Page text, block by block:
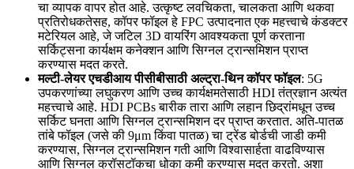
चा व्यापक वापर होत आहे. उत्कृष्ट लवचिकता, चालकता आणि थकवा
प्रतिरोधकतेसह, कॉपर फॉइल हे FPC उत्पादनात एक महत्त्वाचे कंडक्टर
मटेरियल आहे, जे जटिल 3D वायरिंग आवश्यकता पूर्ण करताना
सर्किट्सना कार्यक्षम कनेक्शन आणि सिग्नल ट्रान्समिशन प्राप्त
करण्यास मदत करते.
मल्टी-लेयर एचडीआय पीसीबीसाठी अल्ट्रा-थिन कॉपर फॉइल: 5G
उपकरणांच्या लघुकरण आणि उच्च कार्यक्षमतेसाठी HDI तंत्रज्ञान अत्यंत
महत्त्वाचे आहे. HDI PCBs बारीक तारा आणि लहान छिद्रांमधून उच्च
सर्किट घनता आणि सिग्नल ट्रान्समिशन दर प्राप्त करतात. अति-पातळ
तांबे फॉइल (जसे की 9μm किंवा पातळ) चा ट्रेंड बोर्डची जाडी कमी
करण्यास, सिग्नल ट्रान्समिशन गती आणि विश्वासार्हता वाढविण्यास
आणि सिग्नल क्रॉसटॉकचा धोका कमी करण्यास मदत करतो. अशा